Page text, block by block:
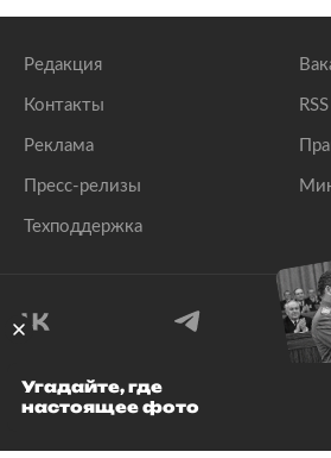
Редакция
Контакты
Реклама
Пресс-релизы
Техподдержка
RSS
© 1999–2026 Все права
Угадайте, где
настоящее фото